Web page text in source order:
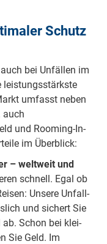
Schutz
bei Unfällen im
leistungsstärkste
umfasst neben
auch
und Rooming-In-
im Überblick:
– welt­weit und
schnell. Egal ob
Unsere Un­fall­
und sichert Sie
ab. Schon bei klei­
Sie Geld. Im